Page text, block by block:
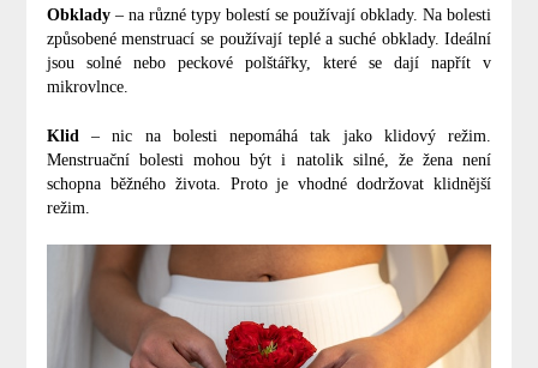
Obklady– na různé typy bolestí se používají obklady. Na bolesti
způsobené menstruací se používají teplé a suché obklady. Ideální
jsou solné nebo peckové polštářky, které se dají napřít v
mikrovlnce.
Klid– nic na bolesti nepomáhá tak jako klidový režim.
Menstruační bolesti mohou být i natolik silné, že žena není
schopna běžného života. Proto je vhodné dodržovat klidnější
režim.